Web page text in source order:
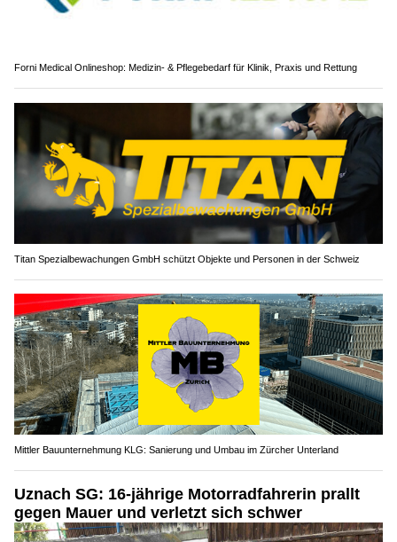
Forni Medical Onlineshop: Medizin- & Pflegebedarf für Klinik, Praxis und Rettung
Titan Spezialbewachungen GmbH schützt Objekte und Personen in der Schweiz
Mittler Bauunternehmung KLG: Sanierung und Umbau im Zürcher Unterland
Uznach SG: 16-jährige Motorradfahrerin prallt
gegen Mauer und verletzt sich schwer